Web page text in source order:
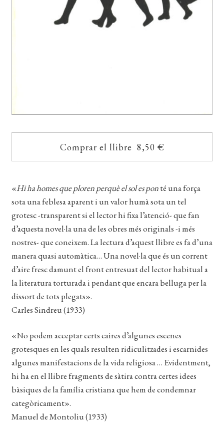
Comprar el llibre 8,50 €
«Hi ha homes que ploren perquè el sol es ponté una força
sota una feblesa aparent i un valor humà sota un tel
grotesc -transparent si el lector hi fixa l’atenció- que fan
d’aquesta novel·la una de les obres més originals -i més
nostres- que coneixem. La lectura d’aquest llibre es fa d’una
manera quasi automàtica… Una novel·la que és un corrent
d’aire fresc damunt el front entresuat del lector habitual a
la literatura torturada i pendant que encara belluga per la
dissort de tots plegats».
Carles Sindreu (1933)
«No podem acceptar certs caires d’algunes escenes
grotesques en les quals resulten ridiculitzades i escarnides
algunes manifestacions de la vida religiosa … Evidentment,
hi ha en el llibre fragments de sàtira contra certes idees
bàsiques de la família cristiana que hem de condemnar
categòricament».
Manuel de Montoliu (1933)